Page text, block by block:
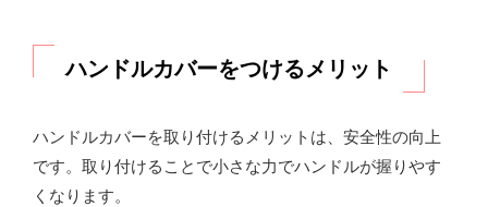
ハンドルカバーをつけるメリット
ハンドルカバーを取り付けるメリットは、安全性の向上
です。取り付けることで小さな力でハンドルが握りやす
くなります。